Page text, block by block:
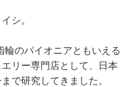
シ。
のパイオニアともいえる
リー専門店として、日本
で研究してきました。